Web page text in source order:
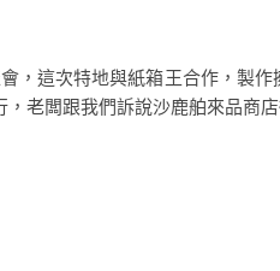
，這次特地與紙箱王合作，製
老闆跟我們訴說沙鹿舶來品商店